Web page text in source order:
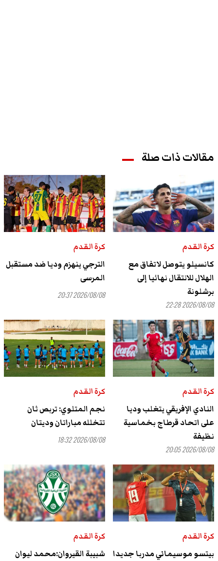
مقالات ذات صلة
كرة القدم
كانسيلو يتوصل لاتفاق مع
الهلال للانتقال نهائيا إلى
برشلونة
2026/08/08 22:28
كرة القدم
الترجي ينهزم وديا ضد مستقبل
المرسى
2026/08/08 20:37
كرة القدم
النادي الإفريقي يتغلب وديا
على اتحاد قرطاج بخماسية
نظيفة
2026/08/08 20:05
كرة القدم
نجم المتلوي: تربص ثان
تتخلله مباراتان وديتان
2026/08/08 18:32
كرة القدم
بيتسو موسيماني مدربا جديدا
كرة القدم
شبيبة القيروان:محمد ليوان